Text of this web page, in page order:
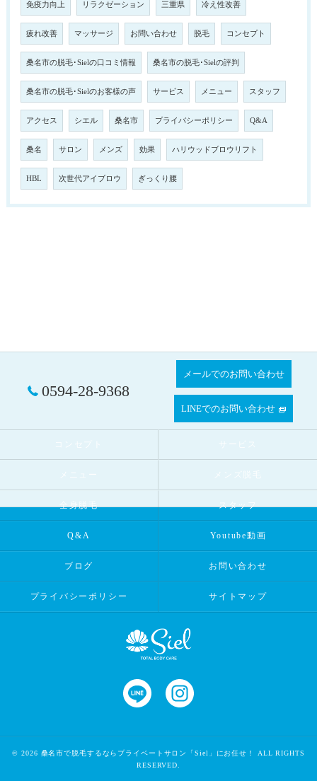
免疫力向上 リラクゼーション 三重県 冷え性改善
疲れ改善 マッサージ お問い合わせ 脱毛 コンセプト
桑名市の脱毛･Sielの口コミ情報 桑名市の脱毛･Sielの評判
桑名市の脱毛･Sielのお客様の声 サービス メニュー スタッフ
アクセス シエル 桑名市 プライバシーポリシー Q&A
桑名 サロン メンズ 効果 ハリウッドブロウリフト
HBL 次世代アイブロウ ぎっくり腰
0594-28-9368
メールでのお問い合わせ
LINEでのお問い合わせ
コンセプト サービス
メニュー メンズ脱毛
全身脱毛 スタッフ
Q&A Youtube動画
ブログ お問い合わせ
プライバシーポリシー サイトマップ
© 2026 桑名市で脱毛するならプライベートサロン「Siel」にお任せ！
ALL RIGHTS
RESERVED.